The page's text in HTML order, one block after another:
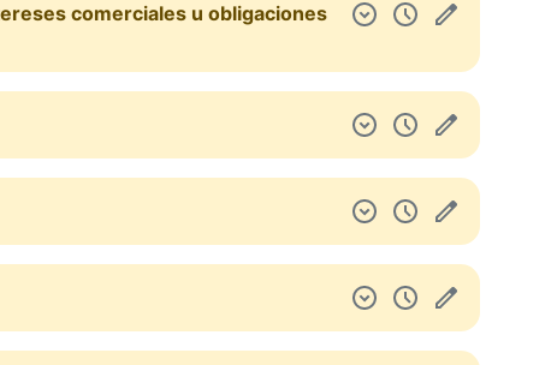
comerciales u obligaciones